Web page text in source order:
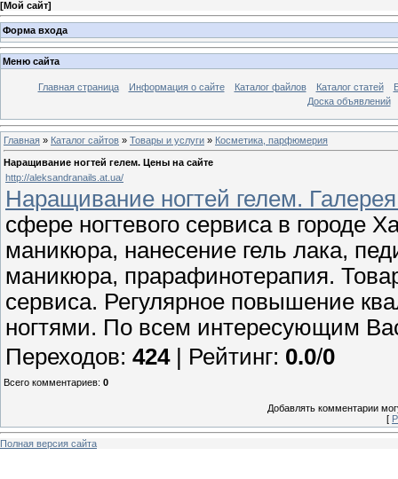
[Мой сайт]
Форма входа
Меню сайта
Главная страница Информация о сайте Каталог файлов Каталог статей
Доска объявлений
Главная » Каталог сайтов » Товары и услуги » Косметика, парфюмерия
Наращивание ногтей гелем. Цены на сайте
http://aleksandranails.at.ua/
Наращивание ногтей гелем.
сфере ногтевого сервиса в городе
маникюра, нанесение гель лака,
маникюра, прарафинотерапия.
сервиса. Регулярное повышение
ногтями. По всем интересующим
Переходов: 424| Рейтинг: 0.0/0
Всего комментариев: 0
Добавлять комментарии
[
Полная версия сайта